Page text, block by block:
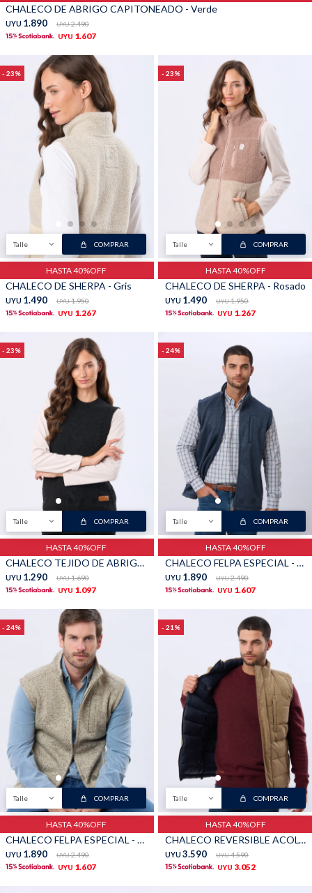
CHALECO DE ABRIGO CAPITONEADO - Verde
UYU 1.890 UYU 2.490
UYU 1.607
23
Talle COMPRAR
HASTA 40%OFF
CHALECO DE SHERPA - Gris
UYU 1.490 UYU 1.950
UYU 1.267
23
Talle COMPRAR
HASTA 40%OFF
CHALECO DE SHERPA - Rosado
UYU 1.490 UYU 1.950
UYU 1.267
23
Talle COMPRAR
HASTA 40%OFF
CHALECO TEJIDO DE ABRIGO - Negro
UYU 1.290 UYU 1.690
UYU 1.097
24
Talle COMPRAR
HASTA 40%OFF
CHALECO FELPA ESPECIAL - Azul
UYU 1.890 UYU 2.490
UYU 1.607
24
Talle COMPRAR
HASTA 40%OFF
CHALECO FELPA ESPECIAL - Beige
UYU 1.890 UYU 2.490
UYU 1.607
21
Talle COMPRAR
HASTA 40%OFF
CHALECO REVERSIBLE ACOLCHADO - Beige
UYU 3.590 UYU 4.590
UYU 3.052